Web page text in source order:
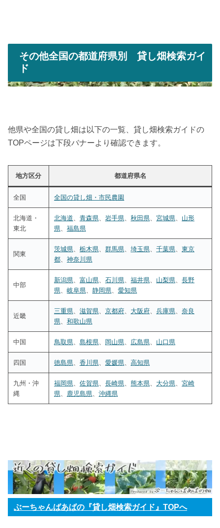
その他全国の都道府県別 貸し畑検索ガイ
ド
他県や全国の貸し畑は以下の一覧、貸し畑検索ガイドの
TOPページは下段バナーより確認できます。
地方区分 都道府県名
全国 全国の貸し畑・市民農園
北海道・
東北
北海道 青森県 岩手県 秋田県 宮城県
山形
県
福島県
関東
茨城県 栃木県 群馬県 埼玉県 千葉県
東京
都
神奈川県
中部
新潟県 富山県 石川県 福井県 山梨県
長野
県
岐阜県 静岡県 愛知県
近畿
三重県 滋賀県 京都府 大阪府 兵庫県
奈良
県
和歌山県
中国 鳥取県 島根県 岡山県 広島県 山口県
四国 徳島県 香川県 愛媛県 高知県
九州・沖
縄
福岡県 佐賀県 長崎県 熊本県 大分県
宮崎
県
鹿児島県 沖縄県
ぶーちゃんばあばの『貸し畑検索ガイド』TOPへ